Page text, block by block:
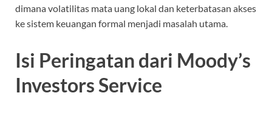
dimana volatilitas mata uang lokal dan keterbatasan akses
ke sistem keuangan formal menjadi masalah utama.
Isi Peringatan dari Moody’s
Investors Service